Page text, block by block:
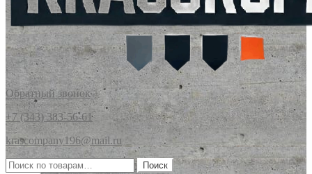
Обратный звонок
+7 (343) 383-56-61
krascompany196@mail.ru
Искать:
Поиск